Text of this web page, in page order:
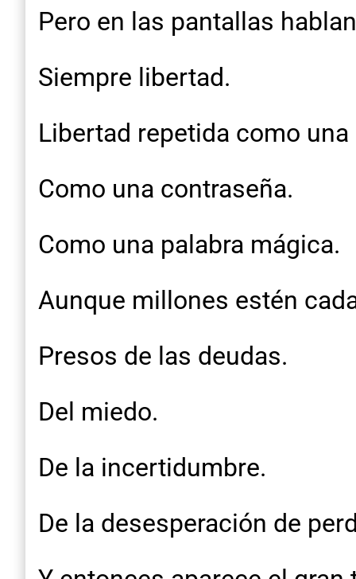
Pero en las pantallas
Siempre libertad.
Libertad repetida como
Como una contraseña.
Como una palabra mágica.
Aunque millones estén
Presos de las deudas.
Del miedo.
De la incertidumbre.
De la desesperación de